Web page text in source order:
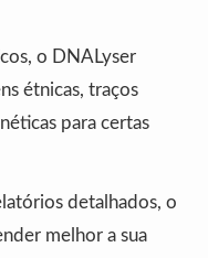
o DNALyser
étnicas, traços
para certas
detalhados, o
melhor a sua